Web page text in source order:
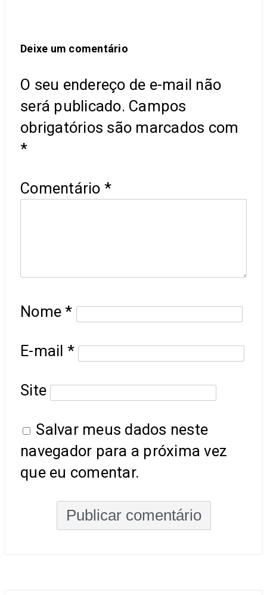
Deixe um comentário
O seu endereço de e-mail não
será publicado. Campos
obrigatórios são marcados com
*
Comentário *
Nome*
E-mail *
Site
Salvar meus dados neste
navegador para a próxima vez
que eu comentar.